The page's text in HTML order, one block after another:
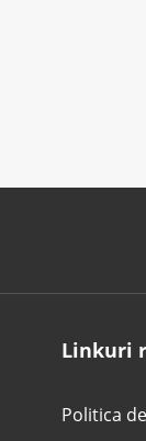
Linkuri
Politica